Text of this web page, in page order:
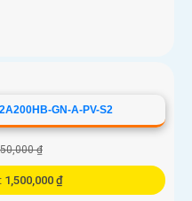
GN-A-PV-S2
₫
1,500,000 ₫